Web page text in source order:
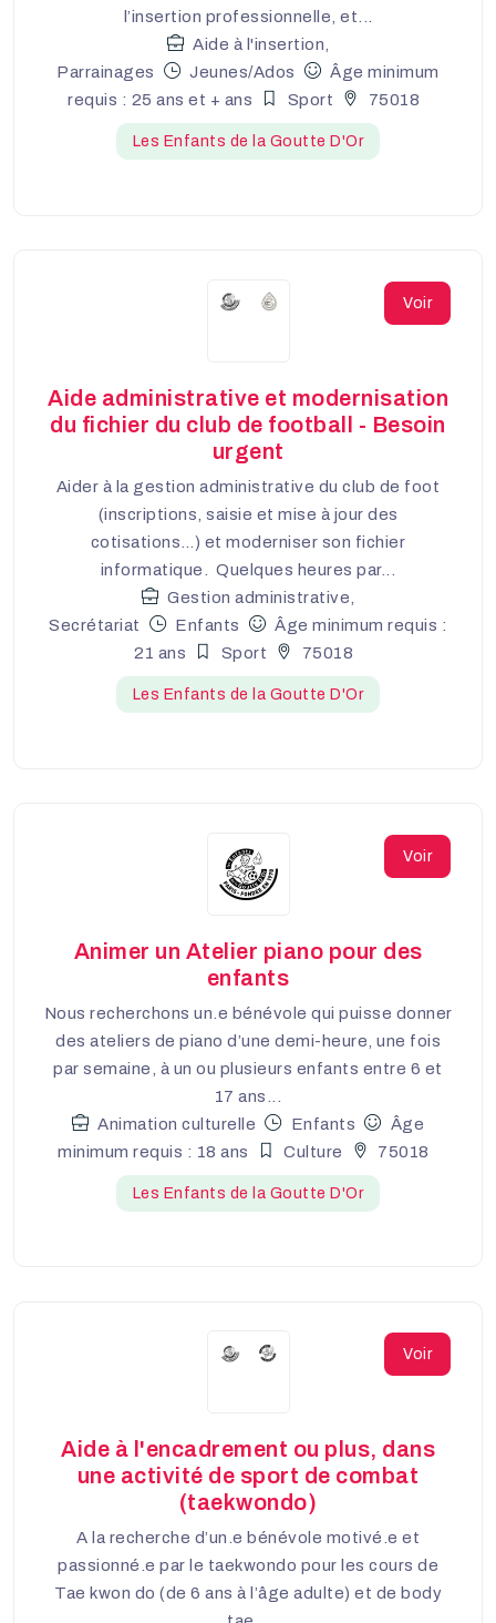
l’insertion professionnelle, et...
Aide à l'insertion,
Parrainages
Jeunes/Ados
Âge minimum
requis : 25 ans et + ans
Sport 75018
Les Enfants de la Goutte D'Or
Voir
Aide administrative et modernisation
du fichier du club de football - Besoin
urgent
Aider à la gestion administrative du club de foot
(inscriptions, saisie et mise à jour des
cotisations…) et moderniser son fichier
informatique. Quelques heures par...
Gestion administrative,
Secrétariat
Enfants
Âge minimum requis :
21 ans
Sport 75018
Les Enfants de la Goutte D'Or
Voir
Animer un Atelier piano pour des
enfants
Nous recherchons un.e bénévole qui puisse donner
des ateliers de piano d’une demi-heure, une fois
par semaine, à un ou plusieurs enfants entre 6 et
17 ans...
Animation culturelle
Enfants
Âge
minimum requis : 18 ans
Culture 75018
Les Enfants de la Goutte D'Or
Voir
Aide à l'encadrement ou plus, dans
une activité de sport de combat
(taekwondo)
A la recherche d’un.e bénévole motivé.e et
passionné.e par le taekwondo pour les cours de
Tae kwon do (de 6 ans à l’âge adulte) et de body